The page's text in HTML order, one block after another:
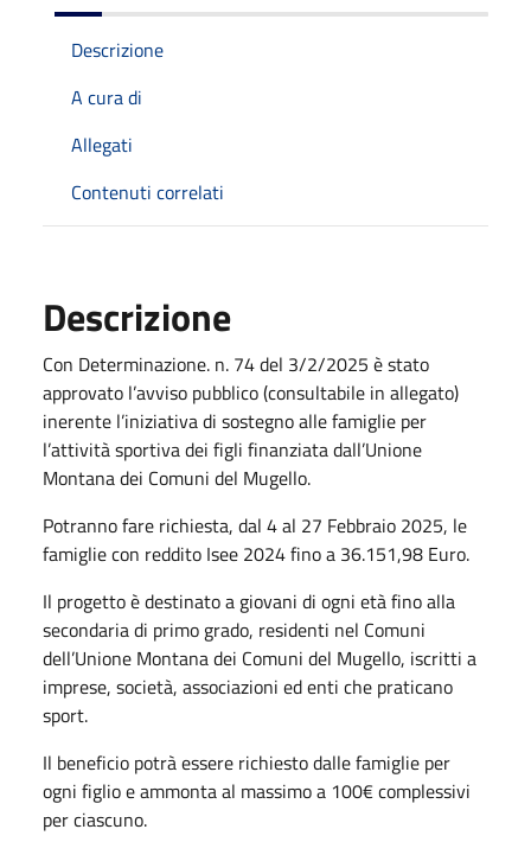
Descrizione
A cura di
Allegati
Contenuti correlati
Descrizione
Con Determinazione. n. 74 del 3/2/2025 è stato
approvato l’avviso pubblico (consultabile in allegato)
inerente l’iniziativa di sostegno alle famiglie per
l’attività sportiva dei figli finanziata dall’Unione
Montana dei Comuni del Mugello.
Potranno fare richiesta, dal 4 al 27 Febbraio 2025, le
famiglie con reddito Isee 2024 fino a 36.151,98 Euro.
Il progetto è destinato a giovani di ogni età fino alla
secondaria di primo grado, residenti nel Comuni
dell’Unione Montana dei Comuni del Mugello, iscritti a
imprese, società, associazioni ed enti che praticano
sport.
Il beneficio potrà essere richiesto dalle famiglie per
ogni figlio e ammonta al massimo a 100€ complessivi
per ciascuno.